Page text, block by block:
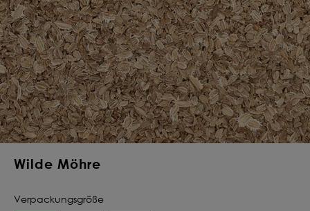
Wilde Möhre
Verpackungsgröße
Deine Saat-
Mischung
konfigurieren
QUALITÄT VOM PROFI
INDIVIDUELL FÜR DICH
JETZT KONFIGURIEREN